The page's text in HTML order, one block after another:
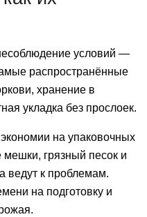
условий —
распространённые
хранение в
укладка без прослоек.
на упаковочных
грязный песок и
ведут к проблемам.
на подготовку и